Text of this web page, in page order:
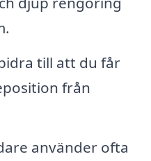
till att du får
från
använder ofta